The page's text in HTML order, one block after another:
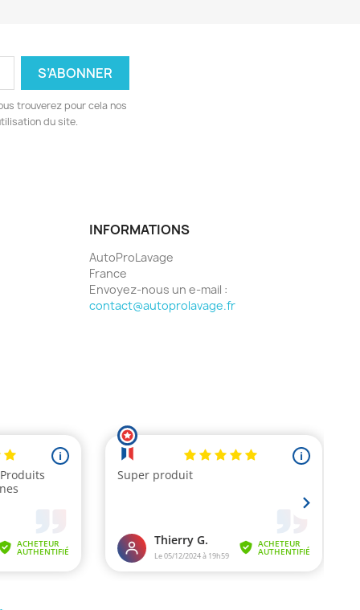
trouverez pour cela nos
du site.
INFORMATIONS
AutoProLavage
France
Envoyez-nous un e-mail :
contact@autoprolavage.fr